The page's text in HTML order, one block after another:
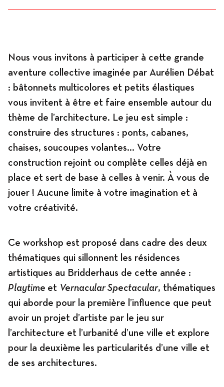
Expositions
Nous vous invitons à participer à cette grande
aventure collective imaginée par Aurélien Débat
: bâtonnets multicolores et petits élastiques
vous invitent à être et faire ensemble autour du
thème de l’architecture. Le jeu est simple :
construire des structures : ponts, cabanes,
chaises, soucoupes volantes... Votre
construction rejoint ou complète celles déjà en
place et sert de base à celles à venir. À vous de
jouer ! Aucune limite à votre imagination et à
votre créativité.
Ce workshop est proposé dans cadre des deux
thématiques qui sillonnent les résidences
artistiques au Bridderhaus de cette année :
Playtime et Vernacular Spectacular, thématiques
qui aborde pour la première l’influence que peut
avoir un projet d’artiste par le jeu sur
l’architecture et l’urbanité d’une ville et explore
pour la deuxième les particularités d’une ville et
de ses architectures.